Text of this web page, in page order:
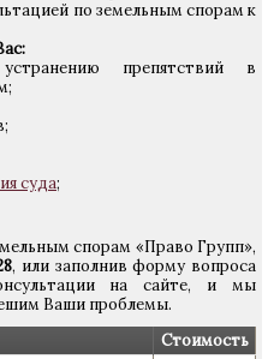
по земельным спорам к
препятствий в
суда;
спорам «Право Групп»,
, или заполнив форму вопроса
на сайте, и мы
Ваши проблемы.
Стоимость